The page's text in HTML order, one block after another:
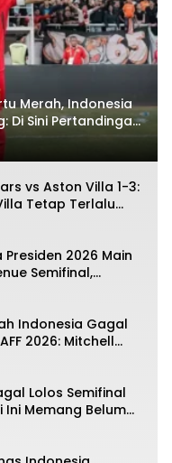
Merah, Indonesia
Di Sini Pertandingan
vs Aston Villa 1-3:
Tetap Terlalu
Presiden 2026 Main
Semifinal,
Indonesia Gagal
2026: Mitchell
Senior Terpukul
Lolos Semifinal
Ini Memang Belum